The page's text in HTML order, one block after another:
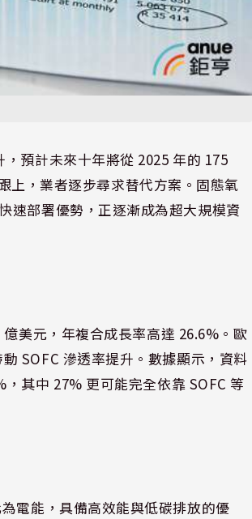
預計未來十年將從 2025 年的 175
上，業者逐步尋求替代方案。固態氧
速部署優勢，正逐漸成為超大規模資
美元，年複合成長率高達 26.6%。歐
SOFC 滲透率提升。數據顯示，資料
其中 27% 更可能完全依靠 SOFC 等
電能，具備高效能與低碳排放的優